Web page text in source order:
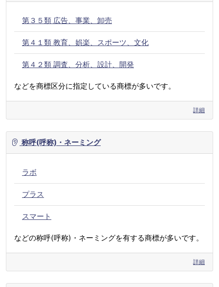
第３５類 広告、事業、卸売
第４１類 教育、娯楽、スポーツ、文化
第４２類 調査、分析、設計、開発
などを商標区分に指定している商標が多いです。
詳細
称呼(呼称)・ネーミング
ラボ
プラス
スマート
などの称呼(呼称)・ネーミングを有する商標が多いです。
詳細